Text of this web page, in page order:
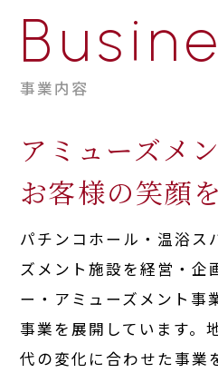
事業内容
アミューズメ
お客様の笑顔
パチンコホール・温浴ス
ズメント施設を経営・企
ー・アミューズメント事
事業を展開しています。
代の変化に合わせた事業